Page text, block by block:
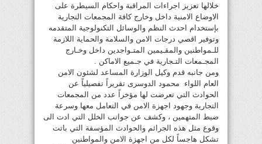
خلالها تعزيز اجراءات المراقبة واحكام السيطرة على
الاوضاع الامنية داخل وخارج كافة المجمعات التجارية
بإستخدام احدث النظم والوسائل التكنولوجية المتقدمه
وتوفير اقصي درجات الامن والسلامة والحماية اللازمة
للـمواطنين والمقـيمين المتـواجدين داخل وخـارج
المجـمعات التـجارية في جـميع الاماكن .
ومن جانبه قدم وكيل الوزارة المساعد لشئون الامن
العام اللواء محمود الدوسرى تقريراً تفصيلياً عن
الحوادث التي تعرضت لها مؤخراً عدد من المجمعات
التجارية وجهود اجهزة الامن في التعامل معها وسرعة
ضبط المتهمين ، وكشف عن جوانب الخلل التي ادت الى
وقوع مثل هذه الجرائم والحوادث المؤسفة التي باتت
تشكل هاجساً لكل من اجهزة الامن والمواطنين